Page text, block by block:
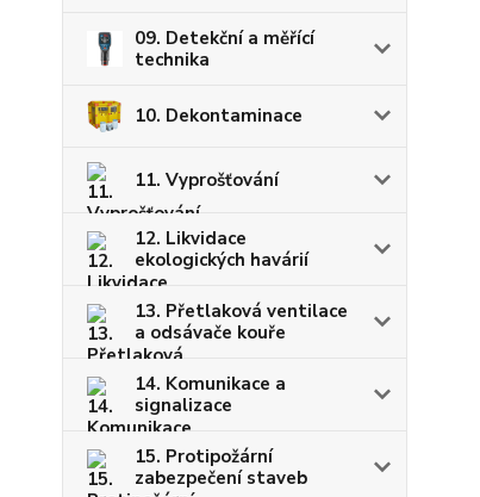
09. Detekční a měřící
technika
10. Dekontaminace
11. Vyprošťování
12. Likvidace
ekologických havárií
13. Přetlaková ventilace
a odsávače kouře
14. Komunikace a
signalizace
15. Protipožární
zabezpečení staveb